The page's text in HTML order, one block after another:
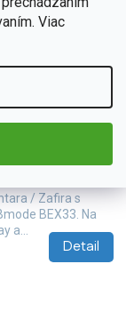
Viac
Detail
/ Zafira s
BEX33. Na
a...